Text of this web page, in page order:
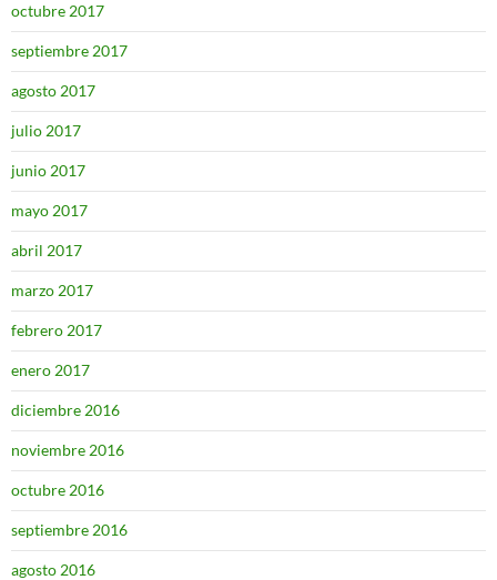
octubre 2017
septiembre 2017
agosto 2017
julio 2017
junio 2017
mayo 2017
abril 2017
marzo 2017
febrero 2017
enero 2017
diciembre 2016
noviembre 2016
octubre 2016
septiembre 2016
agosto 2016